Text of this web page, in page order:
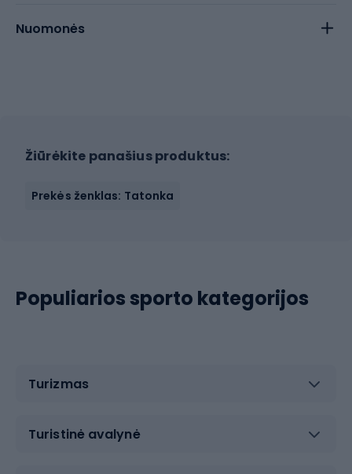
Nuomonės
Žiūrėkite panašius produktus:
Prekės ženklas: Tatonka
Populiarios sporto kategorijos
Turizmas
Turistinė avalynė